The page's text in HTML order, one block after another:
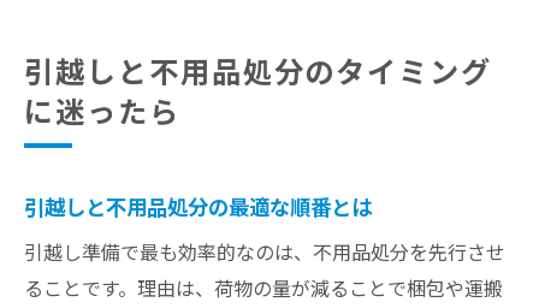
引越しと不用品処分のタイミング
に迷ったら
引越しと不用品処分の最適な順番とは
引越し準備で最も効率的なのは、不用品処分を先行させ
ることです。理由は、荷物の量が減ることで梱包や運搬